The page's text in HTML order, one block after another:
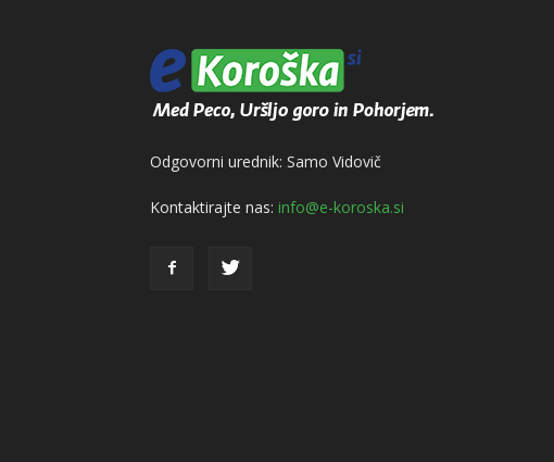
Odgovorni urednik: Samo Vidovič
Kontaktirajte nas: info@e-koroska.si